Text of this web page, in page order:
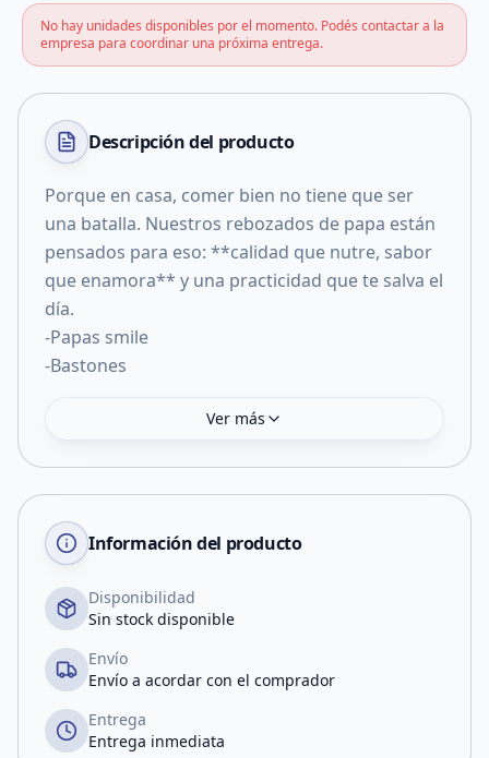
No hay unidades disponibles por el momento. Podés contactar a la
empresa para coordinar una próxima entrega.
Descripción del producto
Porque en casa, comer bien no tiene que ser
una batalla. Nuestros rebozados de papa están
pensados para eso: **calidad que nutre, sabor
que enamora** y una practicidad que te salva el
día.
-Papas smile
-Bastones
Ver más
Información del producto
Disponibilidad
Sin stock disponible
Envío
Envío a acordar con el comprador
Entrega
Entrega inmediata